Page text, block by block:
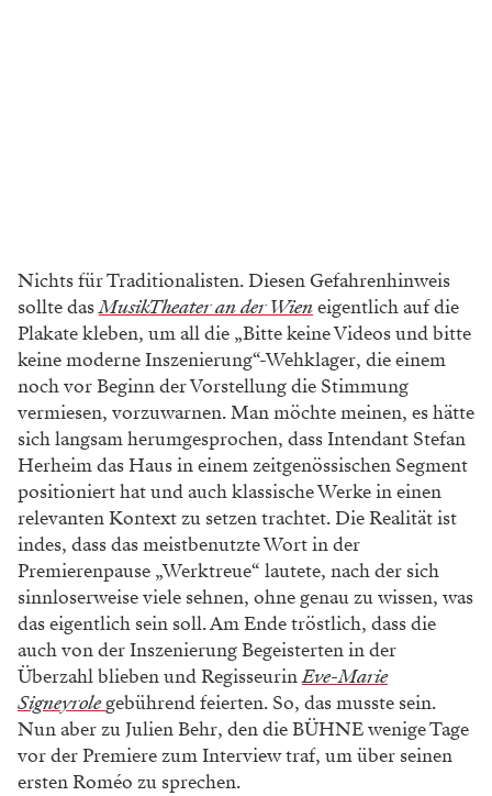
Nichts für Traditionalisten. Diesen Gefahrenhinweis
sollte dasMusikTheater an der Wieneigentlich auf die
Plakate kleben, um all die „Bitte keine Videos und bitte
keine moderne Inszenierung“-Wehklager, die einem
noch vor Beginn der Vorstellung die Stimmung
vermiesen, vorzuwarnen. Man möchte meinen, es hätte
sich langsam herumgesprochen, dass Intendant Stefan
Herheim das Haus in einem zeitgenössischen Segment
positioniert hat und auch klassische Werke in einen
relevanten Kontext zu setzen trachtet. Die Realität ist
indes, dass das meistbenutzte Wort in der
Premierenpause „Werktreue“ lautete, nach der sich
sinnloserweise viele sehnen, ohne genau zu wissen, was
das eigentlich sein soll. Am Ende tröstlich, dass die
auch von der Inszenierung Begeisterten in der
Überzahl blieben und RegisseurinEve-Marie
Signeyrolegebührend feierten. So, das musste sein.
Nun aber zu Julien Behr, den die BÜHNE wenige Tage
vor der Premiere zum Interview traf, um über seinen
ersten Roméo zu sprechen.